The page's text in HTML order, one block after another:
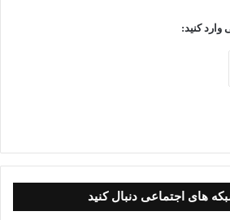
وارد کنید:
های اجتماعی دنبال کنید